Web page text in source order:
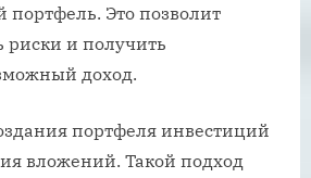
Это позволит
и получить
доход.
портфеля инвестиций
вложений. Такой подход